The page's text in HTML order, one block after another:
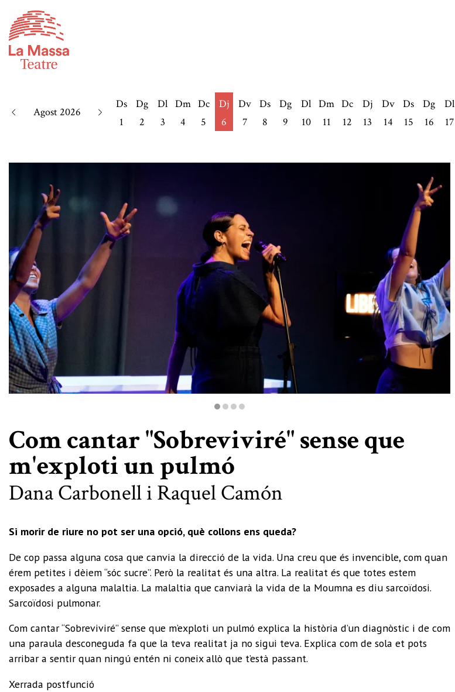
Agost 2026
Ds
1
Dg
2
Dl
3
Dm
4
Dc
5
Dj
6
Dv
7
Ds
8
Dg
9
Dl
10
Dm
11
Dc
12
Dj
13
Dv
14
Ds
15
Dg
16
Dl
17
Com cantar "Sobreviviré" sense que
m'exploti un pulmó
Dana Carbonell i Raquel Camón
Si morir de riure no pot ser una opció, què collons ens queda?
De cop passa alguna cosa que canvia la direcció de la vida. Una creu que és invencible, com quan
érem petites i dèiem “sóc sucre”. Però la realitat és una altra. La realitat és que totes estem
exposades a alguna malaltia. La malaltia que canviarà la vida de la Moumna es diu sarcoïdosi.
Sarcoïdosi pulmonar.
Com cantar “Sobreviviré” sense que m’exploti un pulmó explica la història d’un diagnòstic i de com
una paraula desconeguda fa que la teva realitat ja no sigui teva. Explica com de sola et pots
arribar a sentir quan ningú entén ni coneix allò que t’està passant.
Xerrada postfunció